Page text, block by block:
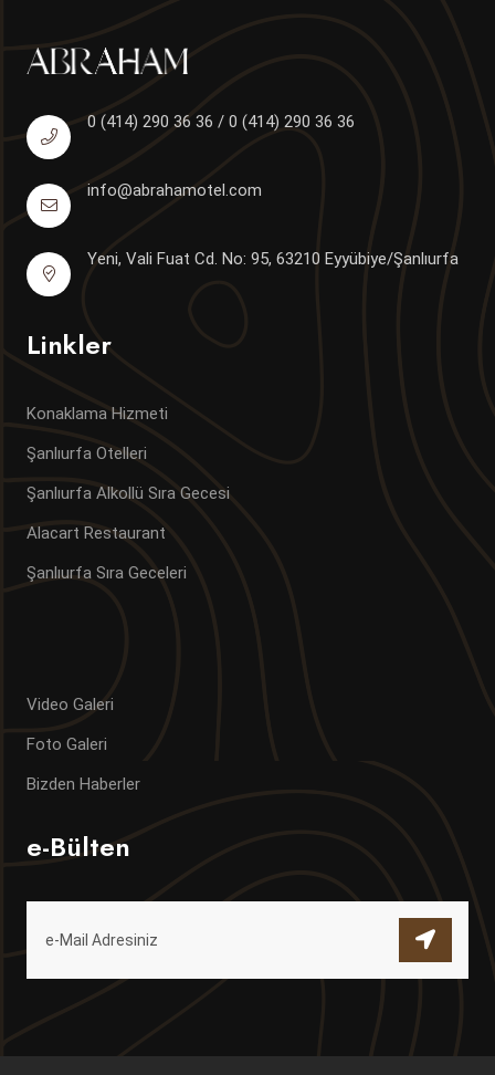
0 (414) 290 36 36 / 0 (414) 290 36 36
info@abrahamotel.com
Yeni, Vali Fuat Cd. No: 95, 63210 Eyyübiye/Şanlıurfa
Linkler
Konaklama Hizmeti
Şanlıurfa Otelleri
Şanlıurfa Alkollü Sıra Gecesi
Alacart Restaurant
Şanlıurfa Sıra Geceleri
Video Galeri
Foto Galeri
Bizden Haberler
e-Bülten